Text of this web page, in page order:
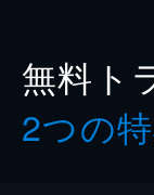
無料ト
2つの